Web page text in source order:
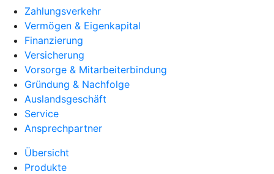
Zahlungsverkehr
Vermögen & Eigenkapital
Finanzierung
Versicherung
Vorsorge & Mitarbeiterbindung
Gründung & Nachfolge
Auslandsgeschäft
Service
Ansprechpartner
Übersicht
Produkte